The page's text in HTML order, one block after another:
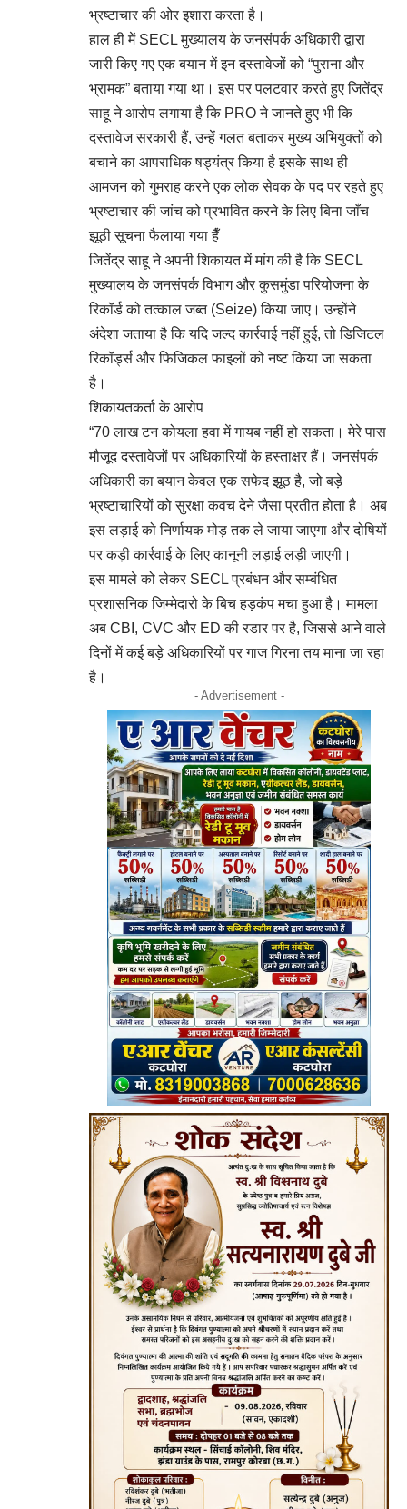
भ्रष्टाचार की ओर इशारा करता है।
हाल ही में SECL मुख्यालय के जनसंपर्क अधिकारी द्वारा
जारी किए गए एक बयान में इन दस्तावेजों को “पुराना और
भ्रामक” बताया गया था। इस पर पलटवार करते हुए जितेंद्र
साहू ने आरोप लगाया है कि PRO ने जानते हुए भी कि
दस्तावेज सरकारी हैं, उन्हें गलत बताकर मुख्य अभियुक्तों को
बचाने का आपराधिक षड्यंत्र किया है इसके साथ ही
आमजन को गुमराह करने एक लोक सेवक के पद पर रहते हुए
भ्रष्टाचार की जांच को प्रभावित करने के लिए बिना जाँच
झूठी सूचना फैलाया गया हैँ
जितेंद्र साहू ने अपनी शिकायत में मांग की है कि SECL
मुख्यालय के जनसंपर्क विभाग और कुसमुंडा परियोजना के
रिकॉर्ड को तत्काल जब्त (Seize) किया जाए। उन्होंने
अंदेशा जताया है कि यदि जल्द कार्रवाई नहीं हुई, तो डिजिटल
रिकॉर्ड्स और फिजिकल फाइलों को नष्ट किया जा सकता
है।
शिकायतकर्ता के आरोप
“70 लाख टन कोयला हवा में गायब नहीं हो सकता। मेरे पास
मौजूद दस्तावेजों पर अधिकारियों के हस्ताक्षर हैं। जनसंपर्क
अधिकारी का बयान केवल एक सफेद झूठ है, जो बड़े
भ्रष्टाचारियों को सुरक्षा कवच देने जैसा प्रतीत होता है। अब
इस लड़ाई को निर्णायक मोड़ तक ले जाया जाएगा और दोषियों
पर कड़ी कार्रवाई के लिए कानूनी लड़ाई लड़ी जाएगी।
इस मामले को लेकर SECL प्रबंधन और सम्बंधित
प्रशासनिक जिम्मेदारो के बिच हड़कंप मचा हुआ है। मामला
अब CBI, CVC और ED की रडार पर है, जिससे आने वाले
दिनों में कई बड़े अधिकारियों पर गाज गिरना तय माना जा रहा
है।
- Advertisement -